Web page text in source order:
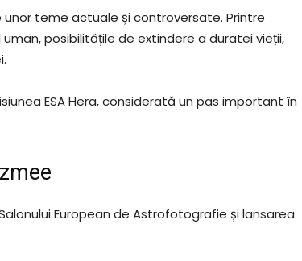
teme actuale și controversate. Printre
posibilitățile de extindere a duratei vieții,
ESA Hera, considerată un pas important în
European de Astrofotografie și lansarea